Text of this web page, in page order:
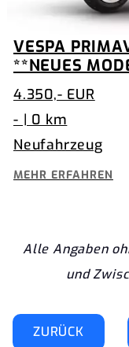
VESPA
**NEUES
4.350,- EUR
- | 0 km
Neufahrzeug
MEHR ERFAHREN
Alle Angaben
und
ZURÜCK